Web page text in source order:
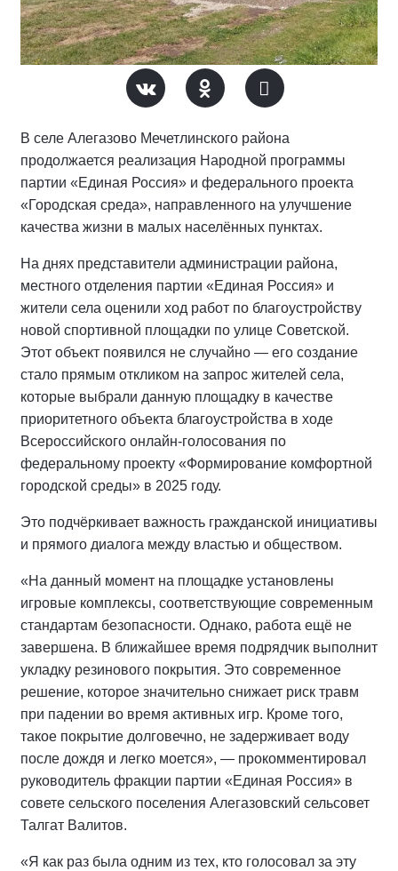
В селе Алегазово Мечетлинского района
продолжается реализация Народной программы
партии «Единая Россия» и федерального проекта
«Городская среда», направленного на улучшение
качества жизни в малых населённых пунктах.
На днях представители администрации района,
местного отделения партии «Единая Россия» и
жители села оценили ход работ по благоустройству
новой спортивной площадки по улице Советской.
Этот объект появился не случайно — его создание
стало прямым откликом на запрос жителей села,
которые выбрали данную площадку в качестве
приоритетного объекта благоустройства в ходе
Всероссийского онлайн-голосования по
федеральному проекту «Формирование комфортной
городской среды» в 2025 году.
Это подчёркивает важность гражданской инициативы
и прямого диалога между властью и обществом.
«На данный момент на площадке установлены
игровые комплексы, соответствующие современным
стандартам безопасности. Однако, работа ещё не
завершена. В ближайшее время подрядчик выполнит
укладку резинового покрытия. Это современное
решение, которое значительно снижает риск травм
при падении во время активных игр. Кроме того,
такое покрытие долговечно, не задерживает воду
после дождя и легко моется», — прокомментировал
руководитель фракции партии «Единая Россия» в
совете сельского поселения Алегазовский сельсовет
Талгат Валитов.
«Я как раз была одним из тех, кто голосовал за эту